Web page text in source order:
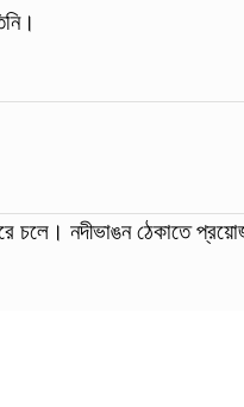
চলে। নদীভাঙন ঠেকাতে